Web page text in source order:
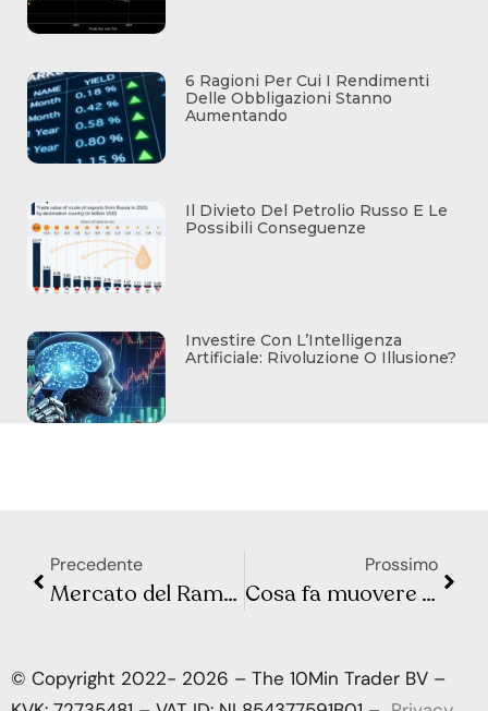
6 Ragioni Per Cui I Rendimenti
Delle Obbligazioni Stanno
Aumentando
Il Divieto Del Petrolio Russo E Le
Possibili Conseguenze
Investire Con L’Intelligenza
Artificiale: Rivoluzione O Illusione?
Precedente
Mercato del Rame a Rischio di Squeeze: Una Nuova Sfida per l’Economia Globale
Prossimo
Cosa fa muovere Wall Street e la Borsa Europea? Sintesi Macro – Settimana 24
© Copyright 2022- 2026 – The 10Min Trader BV –